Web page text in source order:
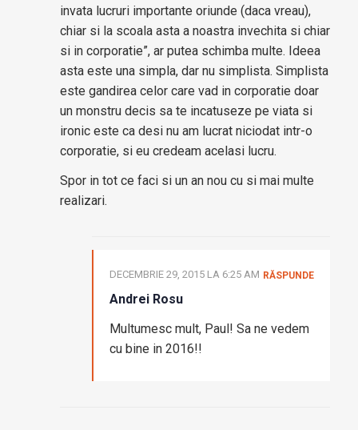
invata lucruri importante oriunde (daca vreau),
chiar si la scoala asta a noastra invechita si chiar
si in corporatie”, ar putea schimba multe. Ideea
asta este una simpla, dar nu simplista. Simplista
este gandirea celor care vad in corporatie doar
un monstru decis sa te incatuseze pe viata si
ironic este ca desi nu am lucrat niciodat intr-o
corporatie, si eu credeam acelasi lucru.
Spor in tot ce faci si un an nou cu si mai multe
realizari.
Andrei Rosu
DECEMBRIE 29, 2015 LA 6:25 AM
Multumesc mult, Paul! Sa ne vedem
cu bine in 2016!!
RĂSPUNDE